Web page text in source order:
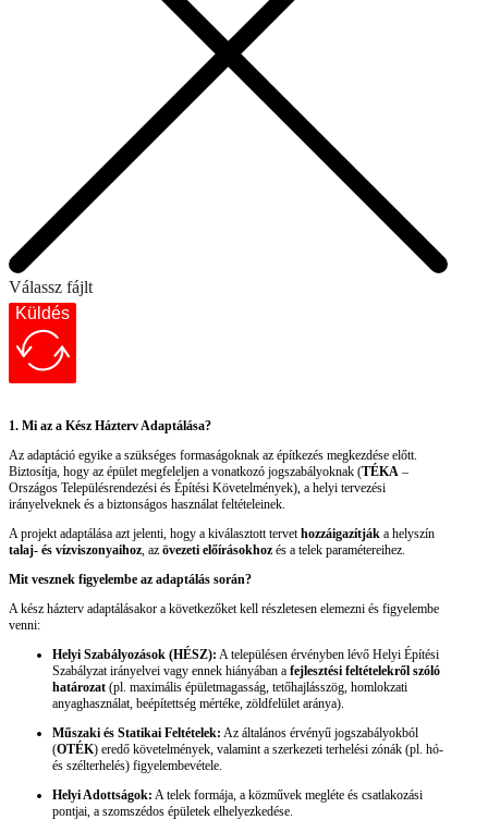
Válassz fájlt
Küldés
1. Mi az a Kész Házterv Adaptálása?
Az adaptáció egyike a szükséges formaságoknak az építkezés megkezdése előtt.
Biztosítja, hogy az épület megfeleljen a vonatkozó jogszabályoknak (TÉKA –
Országos Településrendezési és Építési Követelmények), a helyi tervezési
irányelveknek és a biztonságos használat feltételeinek.
A projekt adaptálása azt jelenti, hogy a kiválasztott tervethozzáigazítják a helyszín
talaj- és vízviszonyaihoz, az övezeti előírásokhoz és a telek paramétereihez.
Mit vesznek figyelembe az adaptálás során?
A kész házterv adaptálásakor a következőket kell részletesen elemezni és figyelembe
venni:
Helyi Szabályozások (HÉSZ): A településen érvényben lévő Helyi Építési
Szabályzat irányelvei vagy ennek hiányában a fejlesztési feltételekről szóló
határozat (pl. maximális épületmagasság, tetőhajlásszög, homlokzati
anyaghasználat, beépítettség mértéke, zöldfelület aránya).
Műszaki és Statikai Feltételek: Az általános érvényű jogszabályokból
(OTÉK) eredő követelmények, valamint a szerkezeti terhelési zónák (pl. hó-
és szélterhelés) figyelembevétele.
Helyi Adottságok: A telek formája, a közművek megléte és csatlakozási
pontjai, a szomszédos épületek elhelyezkedése.